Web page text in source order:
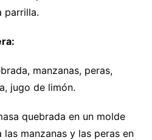
parrilla.
manzanas, peras,
jugo de limón.
quebrada en un molde
manzanas y las peras en